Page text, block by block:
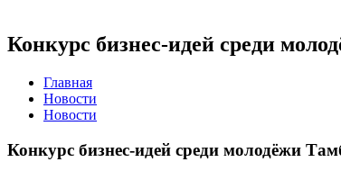
Конкурс бизнес-идей среди
Главная
Новости
Новости
Конкурс бизнес-идей среди молодёжи